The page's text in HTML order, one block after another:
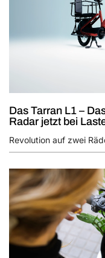
Das Tarran L1 –
Radar jetzt bei
Revolution auf zwei